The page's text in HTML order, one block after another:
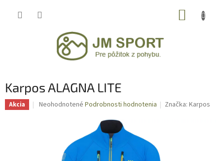
Karpos ALAGNA LITE
Akcia
Priemerné
Neohodnotené Podrobnosti hodnotenia Značka:Karpos